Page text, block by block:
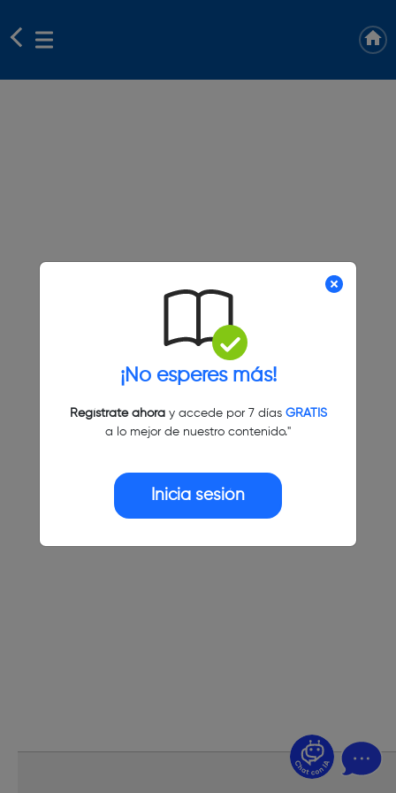
¡No esperes más!
Regístrate ahoray accede por 7 días GRATIS
a lo mejor de nuestro contenido."
Inicia sesión